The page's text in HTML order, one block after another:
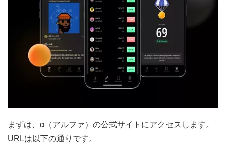
まずは、α（アルファ）の公式サイトにアクセスします。
URLは以下の通りです。